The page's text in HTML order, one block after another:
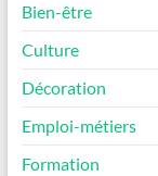
Bien-être
Culture
Décoration
Emploi-métiers
Formation